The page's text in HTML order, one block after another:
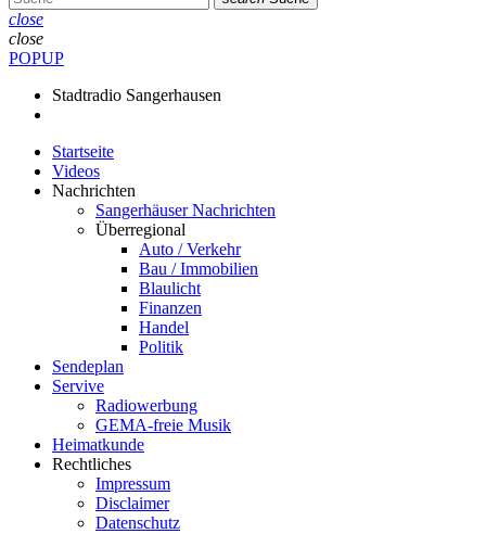
close
close
POPUP
Stadtradio Sangerhausen
Startseite
Videos
Nachrichten
Sangerhäuser Nachrichten
Überregional
Auto / Verkehr
Bau / Immobilien
Blaulicht
Finanzen
Handel
Politik
Sendeplan
Servive
Radiowerbung
GEMA-freie Musik
Heimatkunde
Rechtliches
Impressum
Disclaimer
Datenschutz